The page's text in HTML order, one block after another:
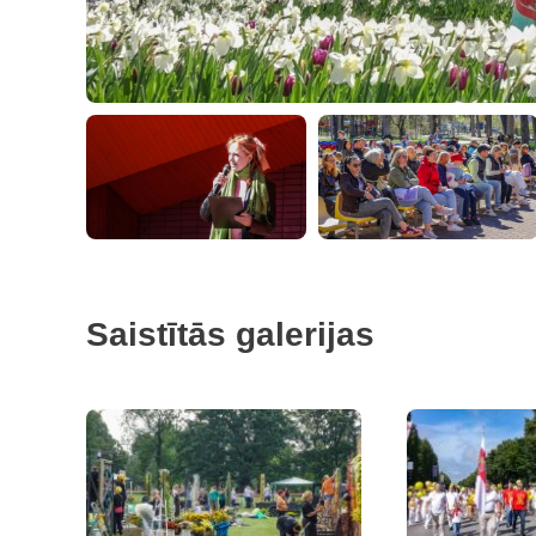
Saistītās galerijas